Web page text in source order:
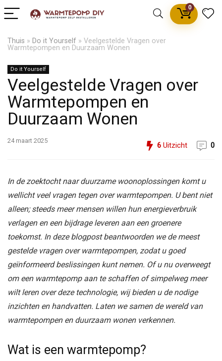
0
Thuis » Do it Yourself » Veelgestelde Vragen over
Warmtepompen en Duurzaam Wonen
Do it Yourself
Veelgestelde Vragen over
Warmtepompen en
Duurzaam Wonen
24 maart 2025
6 Uitzicht 0
In de zoektocht naar duurzame woonoplossingen komt u
wellicht veel vragen tegen over warmtepompen. U bent niet
alleen; steeds meer mensen willen hun energieverbruik
verlagen en een bijdrage leveren aan een groenere
toekomst. In deze blogpost beantwoorden we de meest
gestelde vragen over warmtepompen, zodat u goed
geïnformeerd beslissingen kunt nemen. Of u nu overweegt
om een warmtepomp aan te schaffen of simpelweg meer
wilt leren over deze technologie, wij bieden u de nodige
inzichten en handvatten. Laten we samen de wereld van
warmtepompen en duurzaam wonen verkennen.
Wat is een warmtepomp?